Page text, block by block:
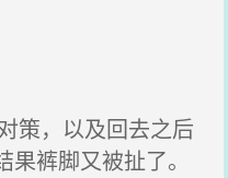
策，以及回去之后
裤脚又被扯了。